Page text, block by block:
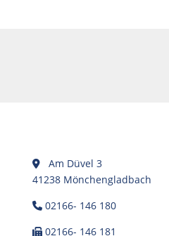
Am Düvel 3
41238 Mönchengladbach
02166- 146 180
02166- 146 181